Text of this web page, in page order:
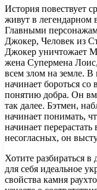
История повествует
живут в легендарном
Главными
Джокер, Человек из
Джокер уничтожает
жена Супермена Лоис,
всем злом на земле.
начинает бороться
понятию добра. Он
так далее. Бэтмен,
начинает понимать,
начинает
несогласных, он
Хотите разбираться
для себя идеальное
свойства камня